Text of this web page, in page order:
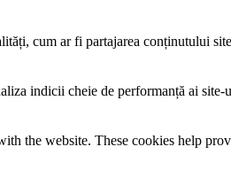
cum ar fi partajarea conținutului
indicii cheie de performanță ai
the website. These cookies help